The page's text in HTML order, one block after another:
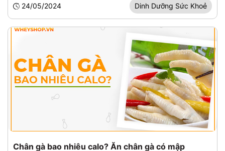
24/05/2024 Dinh Dưỡng Sức Khoẻ
Chân gà bao nhiêu calo? Ăn chân gà có mập